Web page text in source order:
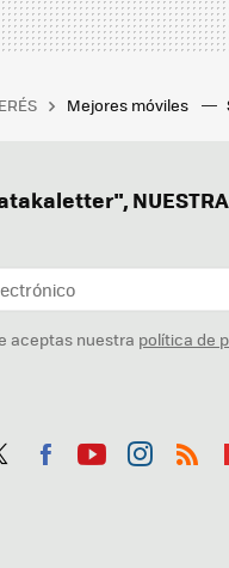
Mejores móviles
NUESTRA
aceptas nuestra política de